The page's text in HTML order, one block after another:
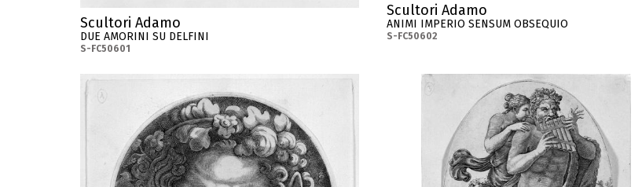
Scultori Adamo
DUE AMORINI SU DELFINI
S-FC50601
Scultori Adamo
ANIMI IMPERIO SENSUM OBSEQUIO
S-FC50602